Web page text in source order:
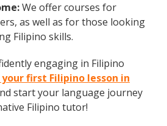
We offer courses for
as well as for those looking
Filipino skills.
engaging in Filipino
your first Filipino lesson in
start your language journey
Filipino tutor!